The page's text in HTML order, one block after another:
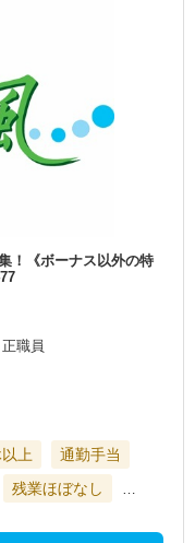
！《ボーナス以外の特
職員
上
通勤手当
残業ほぼなし …